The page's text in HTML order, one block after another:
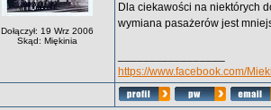
Dołączył: 19 Wrz 2006
Skąd: Miękinia
Dla ciekawości na niektórych
wymiana pasażerów jest
https://www.facebook.com/